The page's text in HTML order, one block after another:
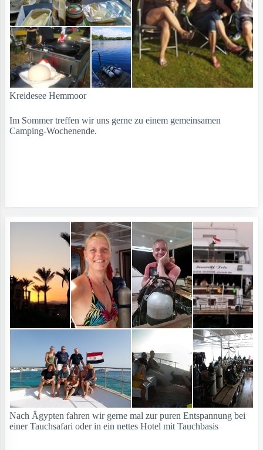
Kreidesee Hemmoor
Im Sommer treffen wir uns gerne zu einem gemeinsamen
Camping-Wochenende.
Nach Ägypten fahren wir gerne mal zur puren Entspannung bei
einer Tauchsafari oder in ein nettes Hotel mit Tauchbasis